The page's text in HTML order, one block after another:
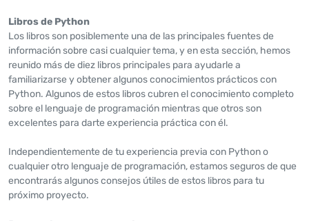
Libros de Python
Los libros son posiblemente una de las principales fuentes de
información sobre casi cualquier tema, y en esta sección, hemos
reunido más de diez libros principales para ayudarle a
familiarizarse y obtener algunos conocimientos prácticos con
Python. Algunos de estos libros cubren el conocimiento completo
sobre el lenguaje de programación mientras que otros son
excelentes para darte experiencia práctica con él.
Independientemente de tu experiencia previa con Python o
cualquier otro lenguaje de programación, estamos seguros de que
encontrarás algunos consejos útiles de estos libros para tu
próximo proyecto.